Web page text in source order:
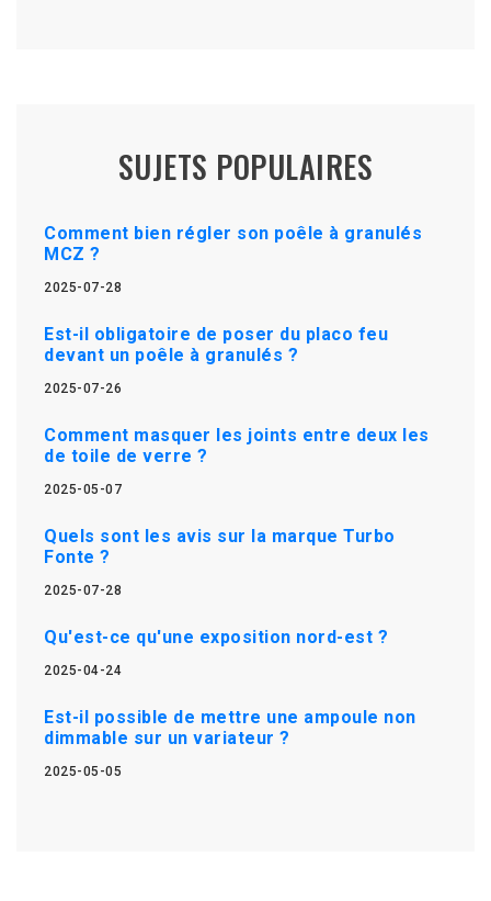
SUJETS POPULAIRES
Comment bien régler son poêle à granulés
MCZ ?
2025-07-28
Est-il obligatoire de poser du placo feu
devant un poêle à granulés ?
2025-07-26
Comment masquer les joints entre deux les
de toile de verre ?
2025-05-07
Quels sont les avis sur la marque Turbo
Fonte ?
2025-07-28
Qu'est-ce qu'une exposition nord-est ?
2025-04-24
Est-il possible de mettre une ampoule non
dimmable sur un variateur ?
2025-05-05